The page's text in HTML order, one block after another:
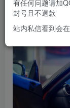
有任何问题请加
封号且不退款
站内私信看到会